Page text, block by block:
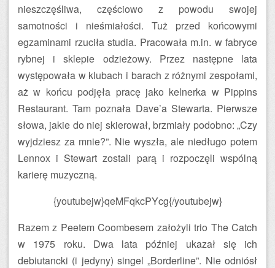
nieszczęśliwa, częściowo z powodu swojej
samotności i nieśmiałości. Tuż przed końcowymi
egzaminami rzuciła studia. Pracowała m.in. w fabryce
rybnej i sklepie odzieżowy. Przez następne lata
występowała w klubach i barach z różnymi zespołami,
aż w końcu podjęła pracę jako kelnerka w Pippins
Restaurant. Tam poznała Dave’a Stewarta. Pierwsze
słowa, jakie do niej skierował, brzmiały podobno: „Czy
wyjdziesz za mnie?”. Nie wyszła, ale niedługo potem
Lennox i Stewart zostali parą i rozpoczęli wspólną
karierę muzyczną.
{youtubejw}qeMFqkcPYcg{/youtubejw}
Razem z Peetem Coombesem założyli trio The Catch
w 1975 roku. Dwa lata później ukazał się ich
debiutancki (i jedyny) singel „Borderline”. Nie odniósł